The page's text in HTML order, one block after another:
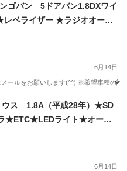
ゴバン 5ドアバン1.8DXワイ
レベライザー ★ラジオオーデ
ローン★金利無し★通過率９
できる★来店不要で買える★
★神奈川県厚木市発★業者な
6月14日
メールをお願いします(^^) ※希望車種
ウス 1.8A（平成28年）★SD
★ETC★LEDライト★オート
テコン★クルコン★社外AW★
し★通過率９０％★車体だけ
要で買える★リモート商談で
6月14日